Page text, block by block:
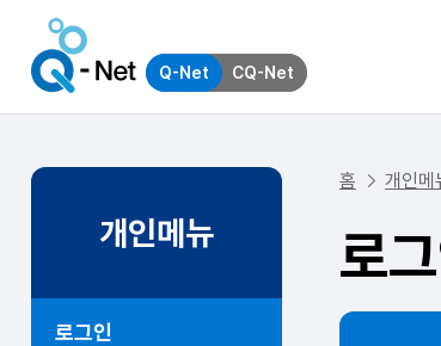
Q-Net CQ-Net
개인메뉴
로그인
홈 개인메
로